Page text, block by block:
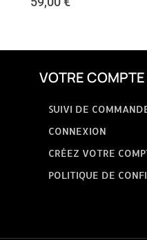
VOTRE COMPTE
SUIVI DE
CONNEXION
CRÉEZ VOTRE
POLITIQUE DE